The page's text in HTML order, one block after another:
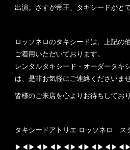
出演。さすが帝王、タキシードがと
ロッソネロのタキシードは、上記の
ご着用いただいております。
レンタルタキシード・オーダータキ
は、是非お気軽にご連絡くださいませ
皆様のご来店を心よりお待ちしており
タキシードアトリエ ロッソネロ ス